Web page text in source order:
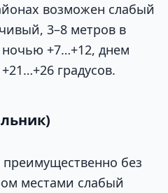
возможен слабый
3–8 метров в
ночью +7…+12, днем
градусов.
без
местами слабый